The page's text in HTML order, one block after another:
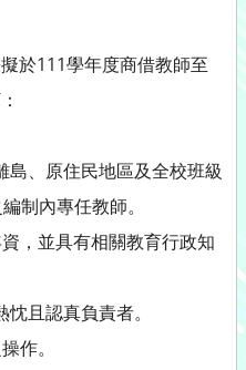
於111學年度商借教師至
島、原住民地區及全校班級
制內專任教師。
，並具有相關教育行政知
且認真負責者。
作。